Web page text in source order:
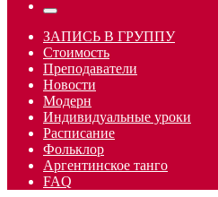
Меню
ЗАПИСЬ В ГРУППУ
Стоимость
Преподаватели
Новости
Модерн
Индивидуальные уроки
Расписание
Фольклор
Аргентинское танго
FAQ